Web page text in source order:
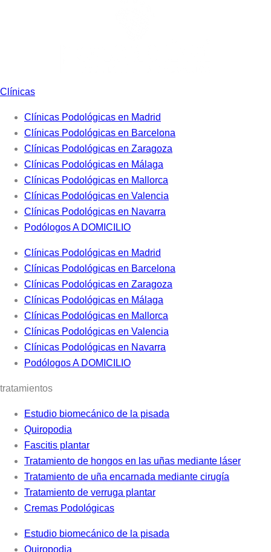
Clínicas
Clínicas Podológicas en Madrid
Clínicas Podológicas en Barcelona
Clínicas Podológicas en Zaragoza
Clínicas Podológicas en Málaga
Clínicas Podológicas en Mallorca
Clínicas Podológicas en Valencia
Clínicas Podológicas en Navarra
Podólogos A DOMICILIO
Clínicas Podológicas en Madrid
Clínicas Podológicas en Barcelona
Clínicas Podológicas en Zaragoza
Clínicas Podológicas en Málaga
Clínicas Podológicas en Mallorca
Clínicas Podológicas en Valencia
Clínicas Podológicas en Navarra
Podólogos A DOMICILIO
tratamientos
Estudio biomecánico de la pisada
Quiropodia
Fascitis plantar
Tratamiento de hongos en las uñas mediante láser
Tratamiento de uña encarnada mediante cirugía
Tratamiento de verruga plantar
Cremas Podológicas
Estudio biomecánico de la pisada
Quiropodia